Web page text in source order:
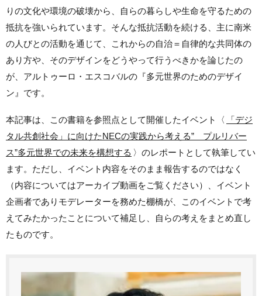
りの文化や環境の破壊から、自らの暮らしや生命を守るための
抵抗を強いられています。そんな抵抗活動を続ける、主に南米
の人びとの活動を通じて、これからの自治＝自律的な共同体の
あり方や、そのデザインをどうやって行うべきかを論じたの
が、アルトゥーロ・エスコバルの『多元世界のためのデザイ
ン』です。
本記事は、この書籍を参照点として開催したイベント〈
「デジ
タル共創社会」に向けたNECの実践から考える” プルリバー
ス”多元世界での未来を構想する 〉のレポートとして執筆してい
ます。ただし、イベント内容をそのまま報告するのではなく
（内容についてはアーカイブ動画をご覧ください）、イベント
企画者でありモデレーターを務めた棚橋が、このイベントで考
えてみたかったことについて補足し、自らの考えをまとめ直し
たものです。